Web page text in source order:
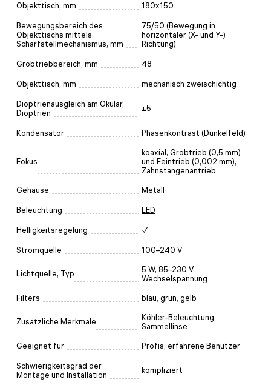
Objekttisch, mm 180x150
Bewegungsbereich des
Objekttischs mittels
Scharfstellmechanismus, mm
75/50 (Bewegung in
horizontaler (X- und Y-)
Richtung)
Grobtriebbereich, mm 48
Objekttisch, mm mechanisch zweischichtig
Dioptrienausgleich am Okular,
Dioptrien
±5
Kondensator Phasenkontrast (Dunkelfeld)
Fokus
koaxial, Grobtrieb (0,5 mm)
und Feintrieb (0,002 mm),
Zahnstangenantrieb
Gehäuse Metall
Beleuchtung LED
Helligkeitsregelung ✓
Stromquelle 100–240 V
Lichtquelle, Typ
5 W, 85–230 V
Wechselspannung
Filters blau, grün, gelb
Zusätzliche Merkmale
Köhler-Beleuchtung,
Sammellinse
Geeignet für Profis, erfahrene Benutzer
Schwierigkeitsgrad der
Montage und Installation
kompliziert